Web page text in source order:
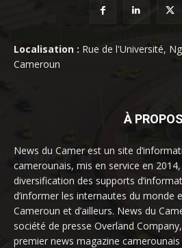
Localisation : Rue de l'Université,
Cameroun
À PROPOS
News du Camer est un site
camerounais, mis en service en
diversification des supports
d’informer les internautes du monde
Cameroun et d’ailleurs. News du
société de presse Overland
premier news magazine